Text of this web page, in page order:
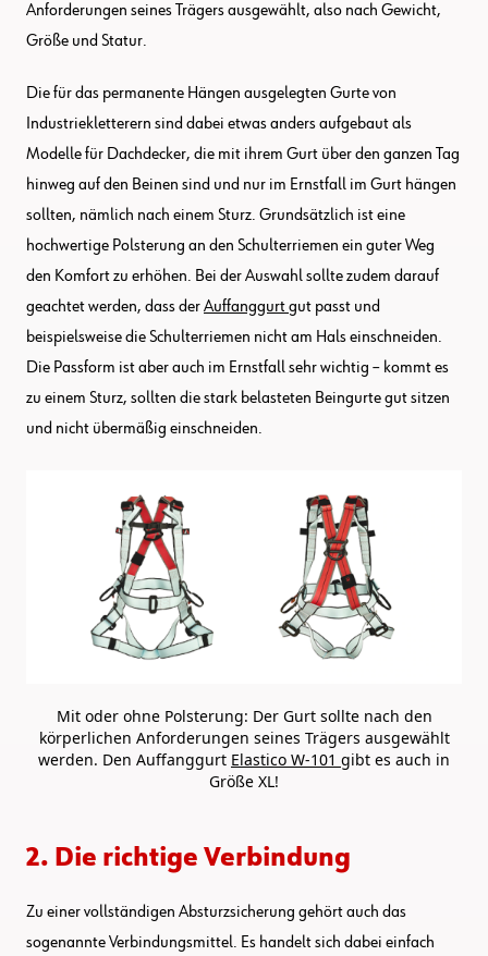
Anforderungen seines Trägers ausgewählt, also nach Gewicht,
Größe und Statur.
Die für das permanente Hängen ausgelegten Gurte von
Industriekletterern sind dabei etwas anders aufgebaut als
Modelle für Dachdecker, die mit ihrem Gurt über den ganzen Tag
hinweg auf den Beinen sind und nur im Ernstfall im Gurt hängen
sollten, nämlich nach einem Sturz. Grundsätzlich ist eine
hochwertige Polsterung an den Schulterriemen ein guter Weg
den Komfort zu erhöhen. Bei der Auswahl sollte zudem darauf
geachtet werden, dass derAuffanggurtgut passt und
beispielsweise die Schulterriemen nicht am Hals einschneiden.
Die Passform ist aber auch im Ernstfall sehr wichtig – kommt es
zu einem Sturz, sollten die stark belasteten Beingurte gut sitzen
und nicht übermäßig einschneiden.
Mit oder ohne Polsterung: Der Gurt sollte nach den
körperlichen Anforderungen seines Trägers ausgewählt
werden. Den Auffanggurt Elastico W-101 gibt es auch in
Größe XL!
2. Die richtige Verbindung
Zu einer vollständigen Absturzsicherung gehört auch das
sogenannte Verbindungsmittel. Es handelt sich dabei einfach